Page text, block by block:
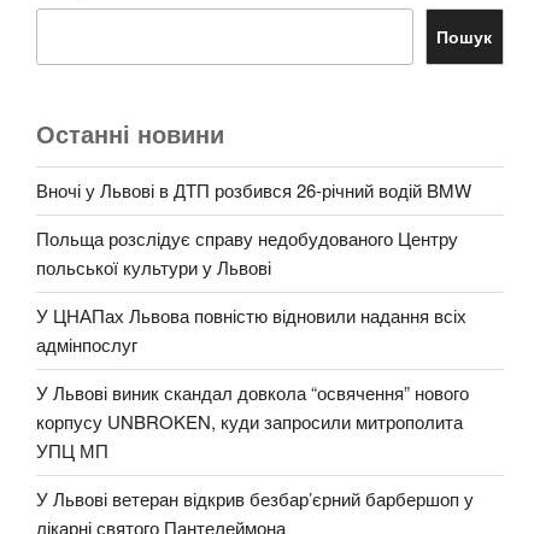
Пошук
Останні новини
Вночі у Львові в ДТП розбився 26-річний водій BMW
Польща розслідує справу недобудованого Центру
польської культури у Львові
У ЦНАПах Львова повністю відновили надання всіх
адмінпослуг
У Львові виник скандал довкола “освячення” нового
корпусу UNBROKEN, куди запросили митрополита
УПЦ МП
У Львові ветеран відкрив безбар’єрний барбершоп у
лікарні святого Пантелеймона